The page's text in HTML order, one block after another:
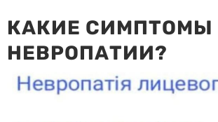
КАКИЕ СИМПТОМЫ
НЕВРОПАТИИ?